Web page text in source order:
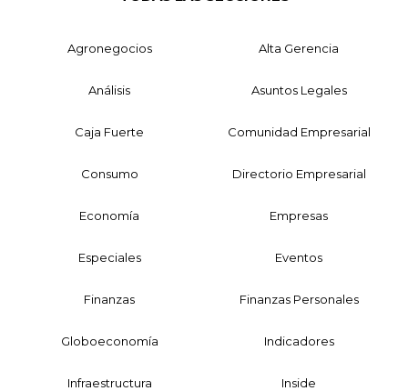
Agronegocios Alta Gerencia
Análisis Asuntos Legales
Caja Fuerte Comunidad Empresarial
Consumo Directorio Empresarial
Economía Empresas
Especiales Eventos
Finanzas Finanzas Personales
Globoeconomía Indicadores
Infraestructura Inside